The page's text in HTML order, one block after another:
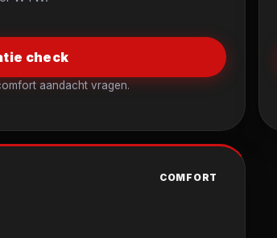
check
aandacht vragen.
COMFORT